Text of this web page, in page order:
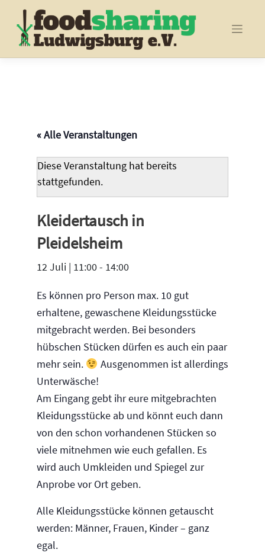
content
« Alle Veranstaltungen
Diese Veranstaltung hat bereits
stattgefunden.
Kleidertausch in
Pleidelsheim
12 Juli | 11:00- 14:00
Es können pro Person max. 10 gut
erhaltene, gewaschene Kleidungsstücke
mitgebracht werden. Bei besonders
hübschen Stücken dürfen es auch ein paar
mehr sein.
Ausgenommen ist allerdings
Unterwäsche!
Am Eingang gebt ihr eure mitgebrachten
Kleidungsstücke ab und könnt euch dann
von den schon vorhandenen Stücken so
viele mitnehmen wie euch gefallen. Es
wird auch Umkleiden und Spiegel zur
Anprobe vor Ort geben.
Alle Kleidungsstücke können getauscht
werden: Männer, Frauen, Kinder – ganz
egal.